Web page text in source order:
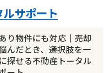
サポート
り物件にも対応｜売却
んだとき、選択肢を一
探せる不動産トータル